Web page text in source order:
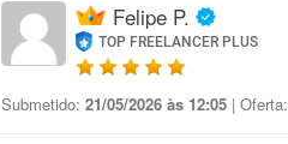
Felipe P.
TOP FREELANCER PLUS
Submetido: 21/05/2026 às 12:05 | Oferta: